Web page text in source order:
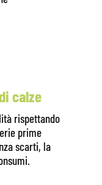
calze
rispettando
prime
scarti, la